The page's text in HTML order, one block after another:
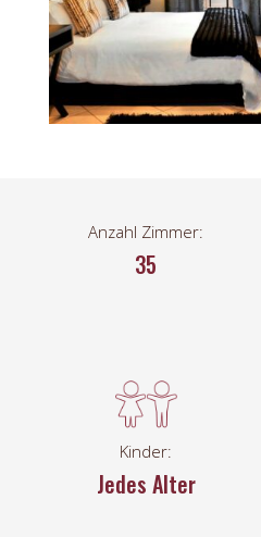
Anzahl Zimmer:
35
Kinder:
Jedes Alter